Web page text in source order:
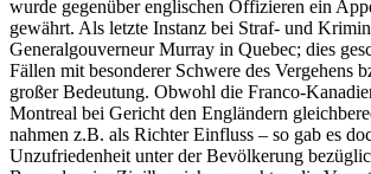
wurde gegenüber englischen Offizieren ein
gewährt. Als letzte Instanz bei Straf- und
Generalgouverneur Murray in Quebec; dies
Fällen mit besonderer Schwere des Vergehens
großer Bedeutung. Obwohl die Franco-
Montreal bei Gericht den Engländern
nahmen z.B. als Richter Einfluss – so gab es
Unzufriedenheit unter der Bevölkerung